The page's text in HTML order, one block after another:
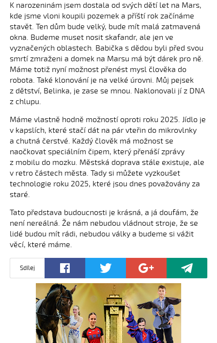
K narozeninám jsem dostala od svých dětí let na Mars,
kde jsme vloni koupili pozemek a příští rok začínáme
stavět. Ten dům bude velký, bude mít malá zatmavená
okna. Budeme muset nosit skafandr, ale jen ve
vyznačených oblastech. Babička s dědou byli před svou
smrtí zmraženi a domek na Marsu má být dárek pro ně.
Máme totiž nyní možnost přenést mysl člověka do
robota. Také klonování je na velké úrovni. Můj pejsek
z dětství, Belinka, je zase se mnou. Naklonovali jí z DNA
z chlupu.
Máme vlastně hodně možností oproti roku 2025. Jídlo je
v kapslích, které stačí dát na pár vteřin do mikrovlnky
a chutná čerstvé. Každý člověk má možnost se
naočkovat speciálním čipem, který přenáší zprávy
z mobilu do mozku. Městská doprava stále existuje, ale
v retro částech města. Tady si můžete vyzkoušet
technologie roku 2025, které jsou dnes považovány za
staré.
Tato představa budoucnosti je krásná, a já doufám, že
není nereálná. Že nám nebudou vládnout stroje, že se
lidé budou mít rádi, nebudou války a budeme si vážit
věcí, které máme.
Sdílej